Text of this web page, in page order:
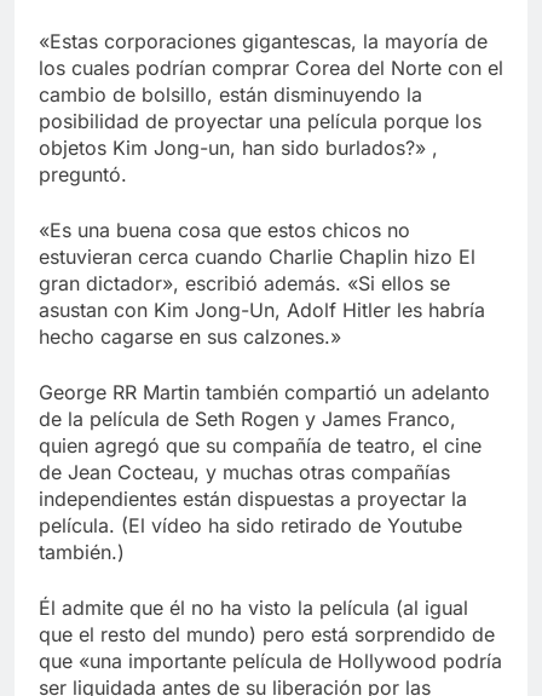
«Estas corporaciones gigantescas, la mayoría de
los cuales podrían comprar Corea del Norte con el
cambio de bolsillo, están disminuyendo la
posibilidad de proyectar una película porque los
objetos Kim Jong-un, han sido burlados?» ,
preguntó.
«Es una buena cosa que estos chicos no
estuvieran cerca cuando Charlie Chaplin hizo El
gran dictador», escribió además. «Si ellos se
asustan con Kim Jong-Un, Adolf Hitler les habría
hecho cagarse en sus calzones.»
George RR Martin también compartió un adelanto
de la película de Seth Rogen y James Franco,
quien agregó que su compañía de teatro, el cine
de Jean Cocteau, y muchas otras compañías
independientes están dispuestas a proyectar la
película. (El vídeo ha sido retirado de Youtube
también.)
Él admite que él no ha visto la película (al igual
que el resto del mundo) pero está sorprendido de
que «una importante película de Hollywood podría
ser liquidada antes de su liberación por las